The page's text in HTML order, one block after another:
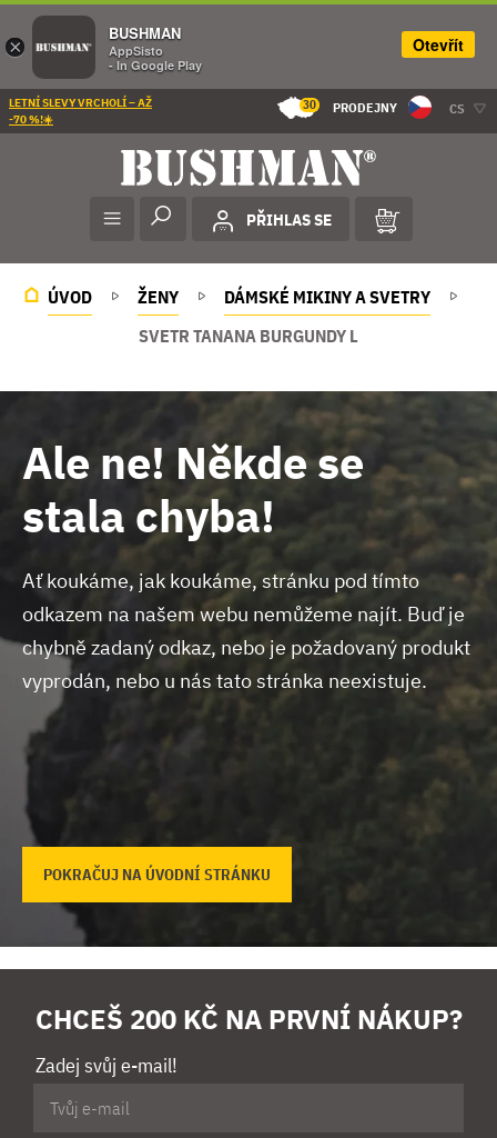
LETNÍ SLEVY VRCHOLÍ – AŽ
-70 %!☀️
30 PRODEJNY CS
PŘIHLAS SE
ÚVOD ŽENY
DÁMSKÉ MIKINY A SVETRY
SVETR TANANA BURGUNDY L
Ale ne! Někde se
stala chyba!
Ať koukáme, jak koukáme, stránku pod tímto
odkazem na našem webu nemůžeme najít. Buď je
chybně zadaný odkaz, nebo je požadovaný produkt
vyprodán, nebo u nás tato stránka neexistuje.
POKRAČUJ NA ÚVODNÍ STRÁNKU
CHCEŠ 200 KČ NA PRVNÍ NÁKUP?
Zadej svůj e-mail!
×
BUSHMAN
AppSisto
- In Google Play
Otevřít